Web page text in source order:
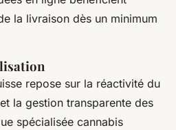
la livraison dès un minimum
repose sur la réactivité du
la gestion transparente des
spécialisée cannabis